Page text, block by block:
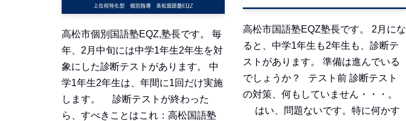
高松市個別国語塾EQZ,塾長です。 毎
年、2月中旬には中学1年生2年生を対
象にした診断テストがあります。 中
学1年生2年生は、年間に1回だけ実施
します。 診断テストが終わった
ら、すべきことはこれ：高松国語塾
高松市国語塾EQZ塾長です。 2月にな
ると、中学1年生も2年生も、診断テ
ストがあります。 準備は進んでいる
でしょうか？ テスト前 診断テスト
の対策、何もしていません・・・。
はい、問題ないです。特に何かす